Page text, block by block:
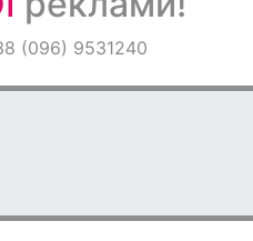
(096) 9531240